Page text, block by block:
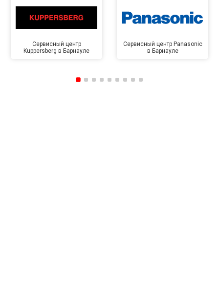
Сервисный центр
Kuppersberg в Барнауле
Сервисный центр Panasonic
в Барнауле